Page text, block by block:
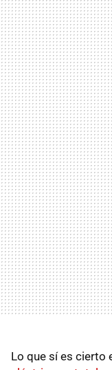
Lo que sí es cierto